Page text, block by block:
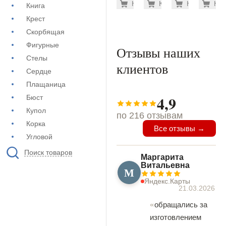
Книга
Крест
Скорбящая
Фигурные
Стелы
Сердце
Плащаница
Бюст
Купол
Корка
Угловой
Поиск товаров
(71-754)
-7% 1.900
Купить(71-689)
-7%
Купить(71-421)
-
Купить(71-
Отзывы наших
клиентов
4,9
по 216 отзывам
Все отзывы →
М
Маргарита
Витальевна
Яндекс.Карты
21.03.2026
обращались за
изготовлением